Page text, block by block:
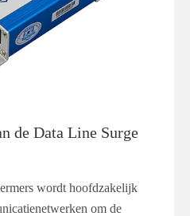
de Data Line Surge
wordt hoofdzakelijk
om de